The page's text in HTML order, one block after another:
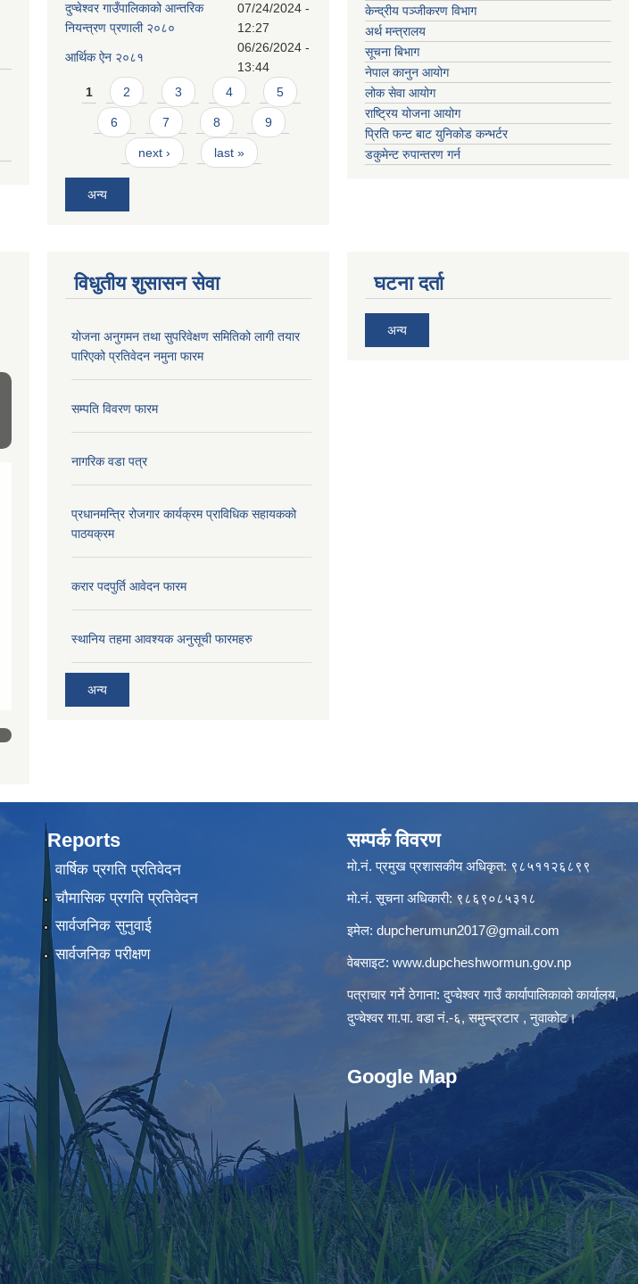
दुप्चेश्वर गाउँपालिकाको आन्तरिक
नियन्त्रण प्रणाली २०८०
07/24/2024 -
12:27
आर्थिक ऐन २०८१
06/26/2024 -
13:44
Pages
1 2 3 4 5
6 7 8 9
next › last »
अन्य
केन्द्रीय पञ्जीकरण विभाग
अर्थ मन्त्रालय
सूचना बिभाग
नेपाल कानुन आयोग
लोक सेवा आयोग
राष्ट्रिय योजना आयोग
प्रिति फन्ट बाट युनिकोड कन्भर्टर
डकुमेन्ट रुपान्तरण गर्न
विधुतीय शुसासन सेवा
योजना अनुगमन तथा सुपरिवेक्षण समितिको लागी तयार
पारिएको प्रतिवेदन नमुना फारम
सम्पति विवरण फारम
नागरिक वडा पत्र
प्रधानमन्त्रि रोजगार कार्यक्रम प्राविधिक सहायकको
पाठयक्रम
करार पदपुर्ति आवेदन फारम
स्थानिय तहमा आवश्यक अनुसूची फारमहरु
अन्य
घटना दर्ता
अन्य
Reports
वार्षिक प्रगति प्रतिवेदन
चौमासिक प्रगति प्रतिवेदन
सार्वजनिक सुनुवाई
सार्वजनिक परीक्षण
सम्पर्क विवरण
मो.नं. प्रमुख प्रशासकीय अधिकृत: ९८५११२६८९९
मो.नं. सूचना अधिकारी: ९८६९०८५३१८
इमेल: dupcherumun2017@gmail.com
वेबसाइट: www.dupcheshwormun.gov.np
पत्राचार गर्ने ठेगाना: दुप्चेश्वर गाउँ कार्यापालिकाको कार्यालय,
दुप्चेश्वर गा.पा. वडा नं.-६, समुन्द्रटार , नुवाकोट।
Google Map